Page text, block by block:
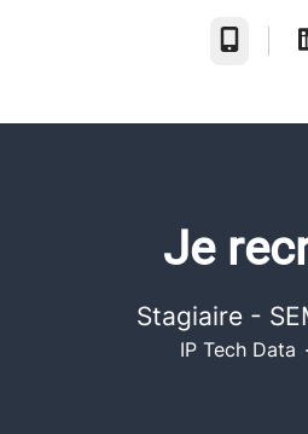
Je
Stagiaire -
IP Tech Data ·